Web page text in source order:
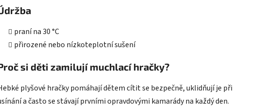
praní na 30 °C
přirozené nebo nízkoteplotní sušení
si děti zamilují muchlací hračky?
plyšové hračky pomáhají dětem cítit se bezpečně, uklidňují je při
a často se stávají prvními opravdovými kamarády na každý den.